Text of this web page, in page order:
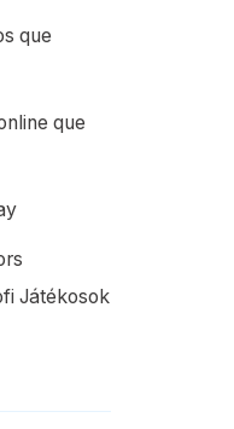
que
que
Játékosok